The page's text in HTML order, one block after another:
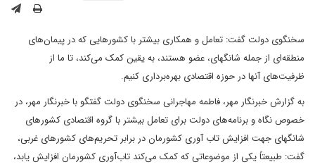
سخنگوی دولت گفت: تعامل و همکاری بیشتر با کشورهایی که در پیمان‌های
منطقه‌ای از جمله شانگهای، عضو هستند، به یقین کمک می‌کند، تا ما از
ظرفیت‌های آنها در حوزه اقتصادی بهره‌برداری کنیم.
به گزارش خبرنگار مهر، فاطمه مهاجرانی سخنگوی دولت گفتگو با خبرنگار مهر، در
خصوص نگاه و برنامه‌های دولت برای تعامل بیشتر با گروه اقتصادی کشورهای
شانگهای جهت افزایش تاب آوری کشورمان در برابر تحریم‌های کشورهای غربی،
گفت: طبیعتاً یکی از موضوعاتی که کمک می‌کند تاب‌آوری کشورمان افزایش یابد،